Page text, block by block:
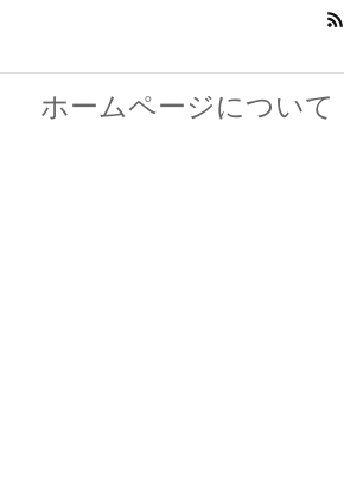
ホームページについて
